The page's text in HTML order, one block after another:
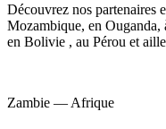
Découvrez nos partenaires
Mozambique, en Ouganda,
en Bolivie , au Pérou et
Zambie — Afrique